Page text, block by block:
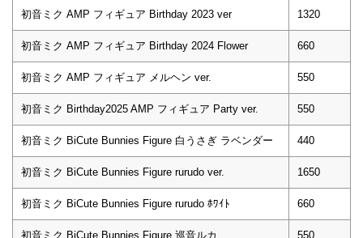
初音ミク AMP フィギュア Birthday 2023 ver 1320
初音ミク AMP フィギュア Birthday 2024 Flower 660
初音ミク AMP フィギュア メルヘン ver. 550
初音ミク Birthday2025 AMP フィギュア Party ver. 550
初音ミク BiCute Bunnies Figure 白うさぎ ラベンダー 440
初音ミク BiCute Bunnies Figure rurudo ver. 1650
初音ミク BiCute Bunnies Figure rurudo ﾎﾜｲﾄ 660
初音ミク BiCute Bunnies Figure 巡音ルカ 550